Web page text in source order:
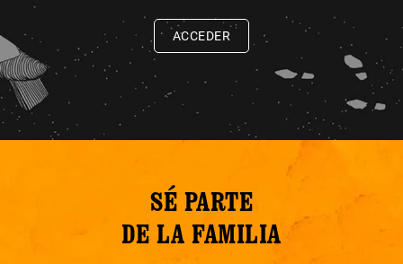
ACCEDER
SÉ PARTE
DE LA FAMILIA